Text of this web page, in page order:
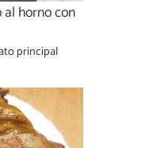
al horno con
principal